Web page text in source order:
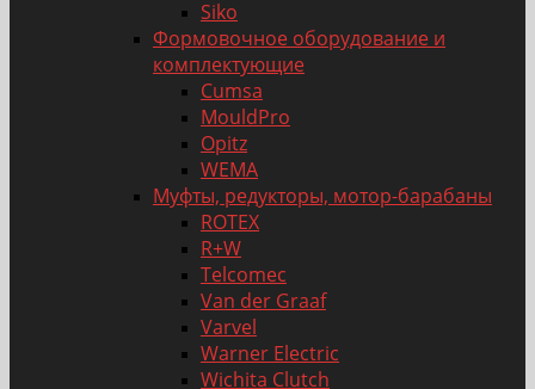
Siko
Формовочное оборудование и
комплектующие
Cumsa
MouldPro
Opitz
WEMA
Муфты, редукторы, мотор-барабаны
ROTEX
R+W
Telcomec
Van der Graaf
Varvel
Warner Electric
Wichita Clutch